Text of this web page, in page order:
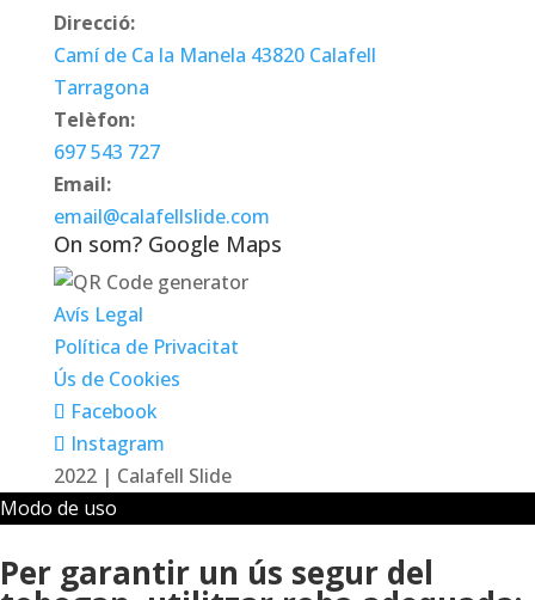
Direcció:
Camí de Ca la Manela 43820 Calafell
Tarragona
Telèfon:
697 543 727
Email:
email@calafellslide.com
On som? Google Maps
Avís Legal
Política de Privacitat
Ús de Cookies
Facebook
Instagram
2022 | Calafell Slide
Modo de uso
Per garantir un ús segur del